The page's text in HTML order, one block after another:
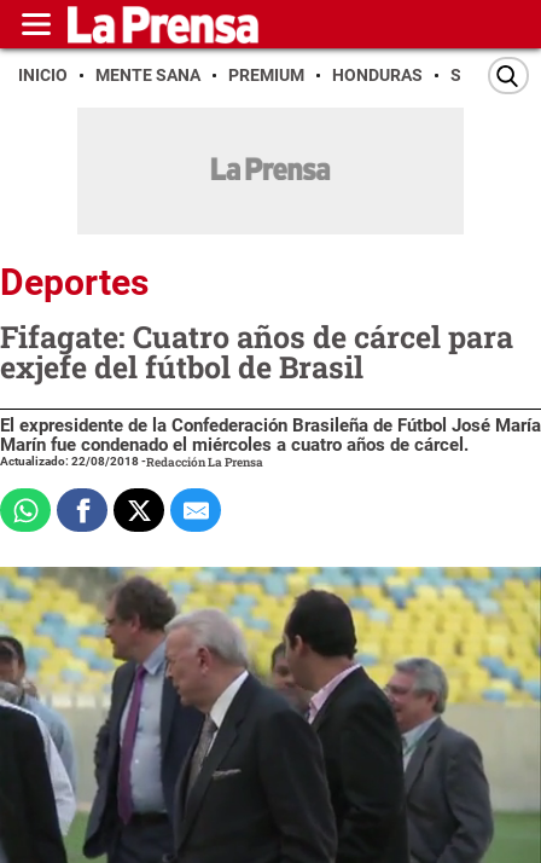
INICIO MENTE SANA PREMIUM HONDURAS SAN PEDRO
Deportes
Fifagate: Cuatro años de cárcel para
exjefe del fútbol de Brasil
El expresidente de la Confederación Brasileña de Fútbol José María
Marín fue condenado el miércoles a cuatro años de cárcel.
Actualizado: 22/08/2018-Redacción La Prensa